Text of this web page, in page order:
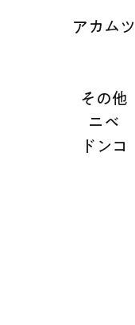
アカムツ
その他
ニベ
ドンコ